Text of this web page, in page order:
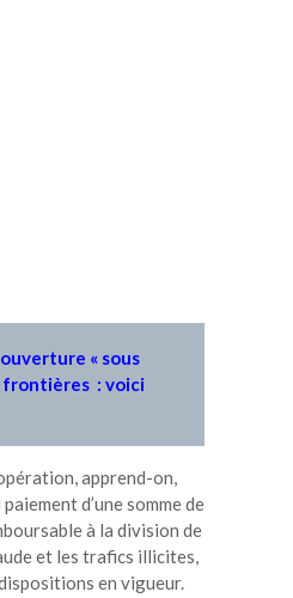
« sous
frontières : voici
apprend-on,
d’une somme de
à la division de
et les trafics illicites,
en vigueur.